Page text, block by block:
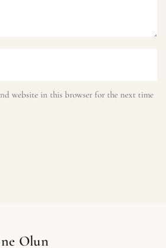
website in this browser for the next time
Olun